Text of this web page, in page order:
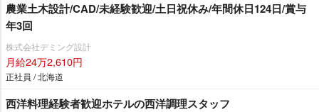
農業土木設計/CAD/未経験歓迎/土日祝休み/年間休日124日/賞与
年3回
株式会社デミング設計
月給24万2,610円
正社員 / 北海道
西洋料理経験者歓迎ホテルの西洋調理スタッフ